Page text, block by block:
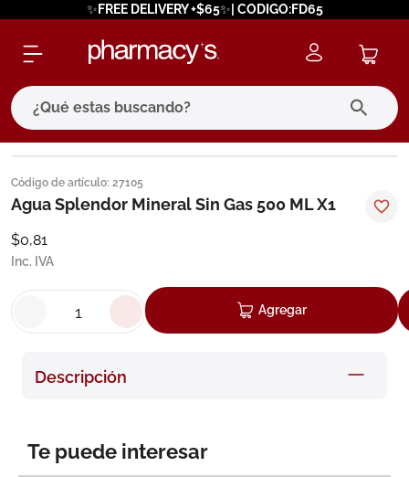
✨FREE DELIVERY +$65✨| CODIGO:FD65
¿Qué estas buscando?
Código de artículo: 27105
Agua Splendor Mineral Sin Gas 500 ML X1
$0,81
Inc. IVA
Agregar
Descripción
Te puede interesar
términos más buscados
1. eucerin
2
3.
5. cerave
9. megacistin